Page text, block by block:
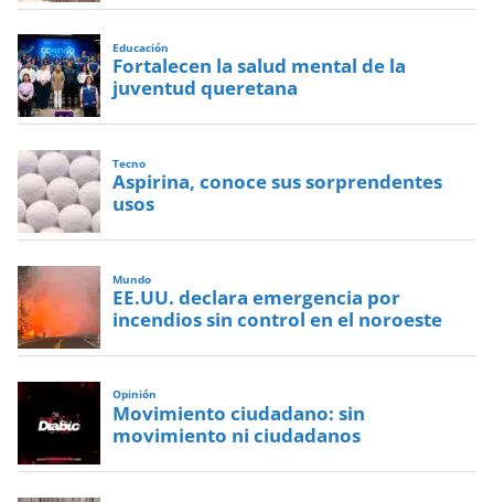
Educación
Fortalecen la salud mental de la
juventud queretana
Tecno
Aspirina, conoce sus sorprendentes
usos
Mundo
EE.UU. declara emergencia por
incendios sin control en el noroeste
Opinión
Movimiento ciudadano: sin
movimiento ni ciudadanos